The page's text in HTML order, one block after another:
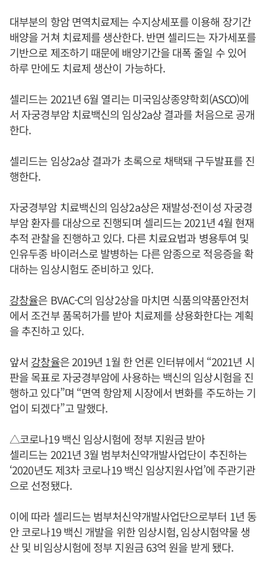
대부분의 항암 면역치료제는 수지상세포를 이용해 장기간
배양을 거쳐 치료제를 생산한다. 반면 셀리드는 자가세포를
기반으로 제조하기 때문에 배양기간을 대폭 줄일 수 있어
하루 만에도 치료제 생산이 가능하다.
셀리드는 2021년 6월 열리는 미국임상종양학회(ASCO)에
서 자궁경부암 치료백신의 임상2a상 결과를 처음으로 공개
한다.
셀리드는 임상2a상 결과가 초록으로 채택돼 구두발표를 진
행한다.
자궁경부암 치료백신의 임상2a상은 재발성·전이성 자궁경
부암 환자를 대상으로 진행되며 셀리드는 2021년 4월 현재
추적 관찰을 진행하고 있다. 다른 치료요법과 병용투여 및
인유두종 바이러스로 발병하는 다른 암종으로 적응증을 확
대하는 임상시험도 준비하고 있다.
강창율은 BVAC-C의 임상2상을 마치면 식품의약품안전처
에서 조건부 품목허가를 받아 치료제를 상용화한다는 계획
을 추진하고 있다.
앞서 강창율은 2019년 1월 한 언론 인터뷰에서 “2021년 시
판을 목표로 자궁경부암에 사용하는 백신의 임상시험을 진
행하고 있다”며 “면역 항암제 시장에서 변화를 주도하는 기
업이 되겠다”고 말했다.
△코로나19 백신 임상시험에 정부 지원금 받아
셀리드는 2021년 3월 범부처신약개발사업단이 추진하는
‘2020년도 제3차 코로나19 백신 임상지원사업’에 주관기관
으로 선정됐다.
이에 따라 셀리드는 범부처신약개발사업단으로부터 1년 동
안 코로나19 백신 개발을 위한 임상시험, 임상시험약물 생
산 및 비임상시험에 정부 지원금 63억 원을 받게 됐다.